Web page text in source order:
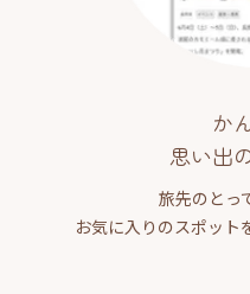
か
思い出
旅先のとっ
お気に入りのスポット